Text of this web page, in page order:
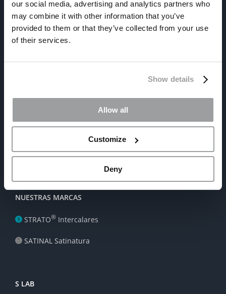
our social media, advertising and analytics partners who
may combine it with other information that you’ve
provided to them or that they’ve collected from your use
of their services.
Show details
Allow all
Customize
Deny
Sostenibilidad
NUESTRAS MARCAS
STRATO® Intercalares
SATINAL Satinatura
S LAB